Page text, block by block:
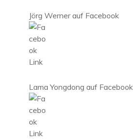
Jörg Werner auf Facebook
Lama Yongdong auf Facebook